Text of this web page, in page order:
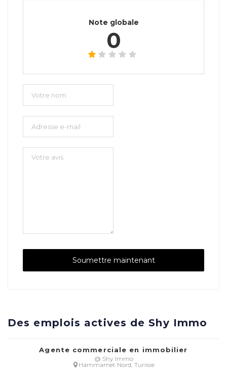
Note globale
0
Des emplois actives de Shy Immo
Agente commerciale en immobilier
@ Shy Immo
Hammamet Nord, Tunisie